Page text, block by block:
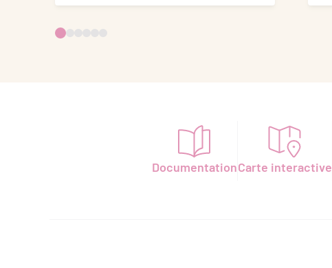
DocumentationCarte interactive